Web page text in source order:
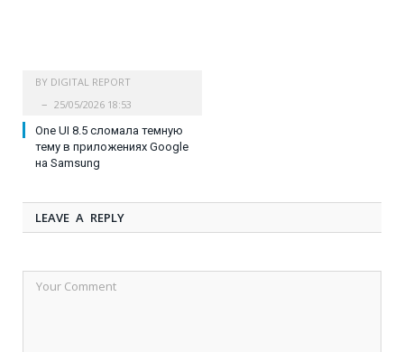
BY DIGITAL REPORT
25/05/2026 18:53
One UI 8.5 сломала темную
тему в приложениях Google
на Samsung
LEAVE A REPLY